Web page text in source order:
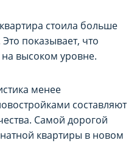
стоила больше
показывает, что
высоком уровне.
менее
составляют
Самой дорогой
квартиры в новом